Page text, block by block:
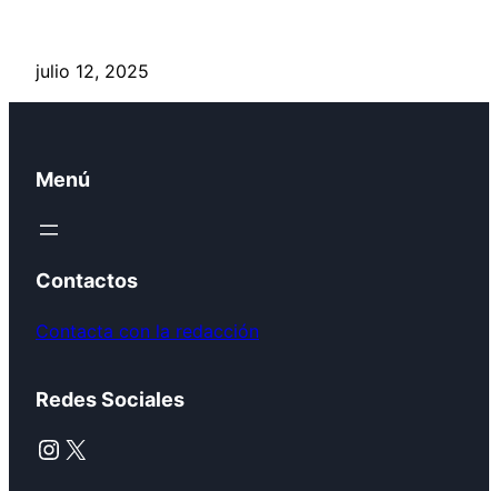
julio 12, 2025
Menú
Contactos
Contacta con la redacción
Redes Sociales
Instagram X